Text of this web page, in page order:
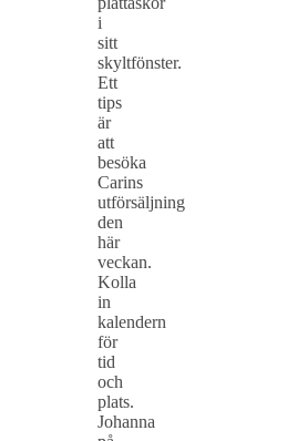
i
sitt
skyltfönster.
Ett
tips
är
att
besöka
Carins
utförsäljning
den
här
veckan.
Kolla
in
kalendern
för
tid
och
plats.
Johanna